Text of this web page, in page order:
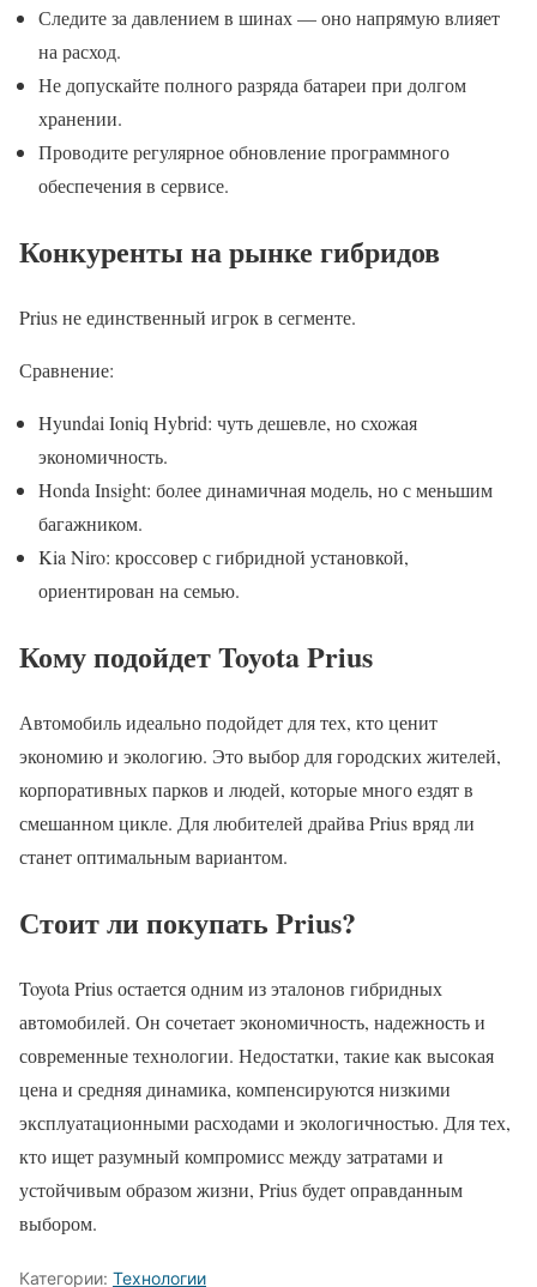
Следите за давлением в шинах — оно напрямую влияет
на расход.
Не допускайте полного разряда батареи при долгом
хранении.
Проводите регулярное обновление программного
обеспечения в сервисе.
Конкуренты на рынке гибридов
Prius не единственный игрок в сегменте.
Сравнение:
Hyundai Ioniq Hybrid: чуть дешевле, но схожая
экономичность.
Honda Insight: более динамичная модель, но с меньшим
багажником.
Kia Niro: кроссовер с гибридной установкой,
ориентирован на семью.
Кому подойдет Toyota Prius
Автомобиль идеально подойдет для тех, кто ценит
экономию и экологию. Это выбор для городских жителей,
корпоративных парков и людей, которые много ездят в
смешанном цикле. Для любителей драйва Prius вряд ли
станет оптимальным вариантом.
Стоит ли покупать Prius?
Toyota Prius остается одним из эталонов гибридных
автомобилей. Он сочетает экономичность, надежность и
современные технологии. Недостатки, такие как высокая
цена и средняя динамика, компенсируются низкими
эксплуатационными расходами и экологичностью. Для тех,
кто ищет разумный компромисс между затратами и
устойчивым образом жизни, Prius будет оправданным
выбором.
Категории: Технологии